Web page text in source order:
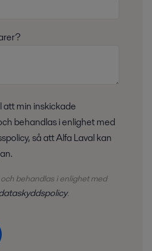
behandlas i enlighet med
så att Alfa Laval kan
behandlas i enlighet med
.